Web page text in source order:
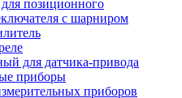
позиционного
с шарниром
для датчика-привода
приборы